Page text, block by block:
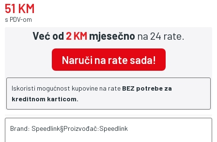
51 KM
s PDV-om
Već od2 KM mjesečno na 24 rate.
Naruči na rate sada!
Iskoristi mogućnost kupovine na rate BEZ potrebe za
kreditnom karticom.
Brand: Speedlink§Proizvođač:Speedlink